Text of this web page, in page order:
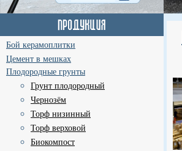
Бой керамоплитки
Цемент в мешках
Плодородные грунты
Грунт плодородный
Чернозём
Торф низинный
Торф верховой
Биокомпост